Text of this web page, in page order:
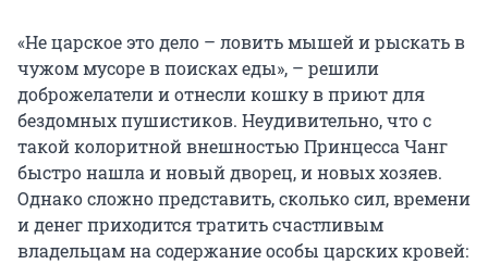
«Не царское это дело – ловить мышей и рыскать в
чужом мусоре в поисках еды», – решили
доброжелатели и отнесли кошку в приют для
бездомных пушистиков. Неудивительно, что с
такой колоритной внешностью Принцесса Чанг
быстро нашла и новый дворец, и новых хозяев.
Однако сложно представить, сколько сил, времени
и денег приходится тратить счастливым
владельцам на содержание особы царских кровей: